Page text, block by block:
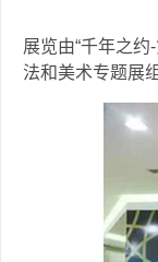
展览由“千年之
法和美术专题展